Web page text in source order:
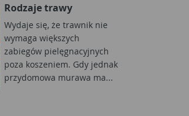
Rodzaje trawy
Wydaje się, że trawnik nie
wymaga większych
zabiegów pielęgnacyjnych
poza koszeniem. Gdy jednak
przydomowa murawa ma...